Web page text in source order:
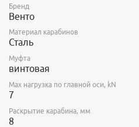
Бренд
Венто
Материал карабинов
Сталь
Муфта
винтовая
Max нагрузка по главной оси, kN
7
Раскрытие карабина, мм
8